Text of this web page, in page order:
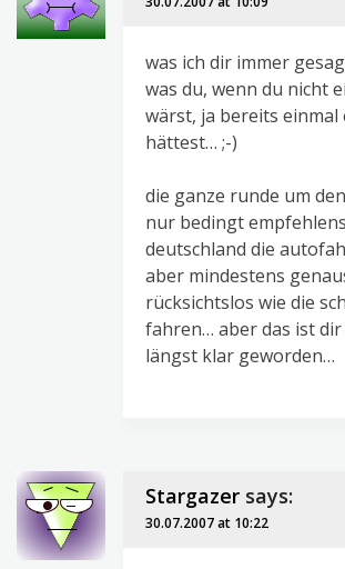
was ich dir immer
was du, wenn du nicht
wärst, ja bereits einmal
hättest… ;-)
die ganze runde um
nur bedingt
deutschland die
aber mindestens
rücksichtslos wie die
fahren… aber das ist dir
längst klar geworden…
Stargazer says:
30.07.2007 at 10:22